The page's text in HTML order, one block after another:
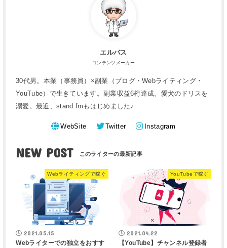
エルバス
コンテンツメーカー
30代男。本業（事務員）×副業（ブログ・Webライティング・
YouTube）で生きています。副業収益6桁達成。愛犬のドリスを
溺愛。最近、stand.fmもはじめました♪
WebSite Twitter Instagram
NEW POST
Webライティングで稼ぐ
2021.05.15
Webライターでの独立をおすす
YouTubeで稼ぐ
2021.04.22
【YouTube】チャンネル登録者